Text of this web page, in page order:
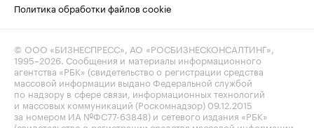
Политика обработки файлов cookie
© ООО «БИЗНЕСПРЕСС», АО «РОСБИЗНЕСКОНСАЛТИНГ»,
1995–2026. Сообщения и материалы информационного
агентства «РБК» (свидетельство о регистрации средства
массовой информации выдано Федеральной службой
по надзору в сфере связи, информационных технологий
и массовых коммуникаций (Роскомнадзор) 09.12.2015
за номером ИА №ФС77-63848) и сетевого издания «РБК»